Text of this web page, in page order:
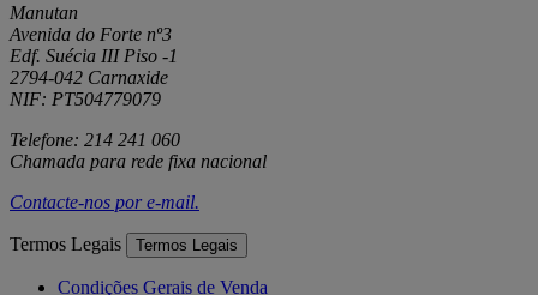
Manutan
Avenida do Forte nº3
Edf. Suécia III Piso -1
2794-042 Carnaxide
NIF: PT504779079
Telefone: 214 241 060
Chamada para rede fixa nacional
Contacte-nos pore-mail.
Termos Legais Termos Legais
Condições Gerais de Venda